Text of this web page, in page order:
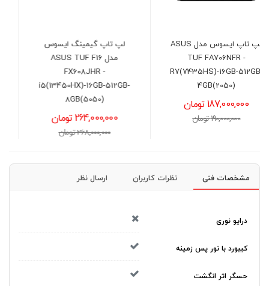
لپ تاپ گیمینگ ایسوس
مدل ASUS TUF F16
FX608JHR -
i5(13450HX)-16GB-512GB-
8GB(5050)
264,000,000 تومان
VivoBook F1504VA -
i3(1315U)-12GB-512GB-
UHD
101,200,000 تومان
103,000,000 تومان
مشخصات فنی نظرات کاربران ارسال نظر
درایو نوری
کیبورد با نور پس زمینه
حسگر اثر انگشت